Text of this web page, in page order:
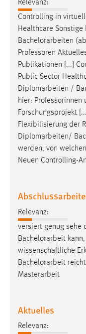
Relevanz:
Controlling in
Healthcare
Bachelorarbeiten
Professoren
Publikationen [...]
Public Sector
Diplomarbeiten /
hier: Professorinnen
Forschungsprojekt
Flexibilisierung der
Diplomarbeiten/
werden, von
Neuen Controlling-
Relevanz:
versiert genug sehe
Bachelorarbeit
wissenschaftliche
Bachelorarbeit
Masterarbeit
Aktuelles
Relevanz: